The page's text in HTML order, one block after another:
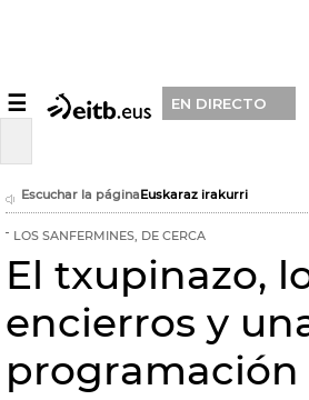
☰ EN DIRECTO
Escuchar la páginaEuskaraz irakurri
LOS SANFERMINES, DE CERCA
El txupinazo,
encierros y
programación